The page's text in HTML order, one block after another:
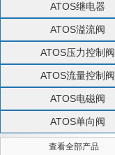
ATOS继电器
ATOS溢流阀
ATOS压力控制阀
ATOS流量控制阀
ATOS电磁阀
ATOS单向阀
查看全部产品